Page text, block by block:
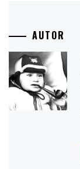
AUTOR